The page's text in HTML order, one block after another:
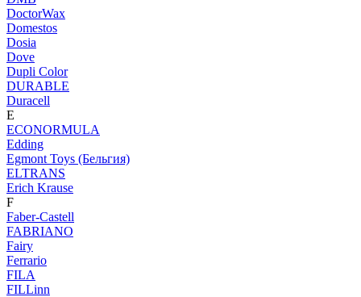
DoctorWax
Domestos
Dosia
Dove
Dupli Color
DURABLE
Duracell
E
ECONORMULA
Edding
Egmont Toys (Бельгия)
ELTRANS
Erich Krause
F
Faber-Castell
FABRIANO
Fairy
Ferrario
FILA
FILLinn